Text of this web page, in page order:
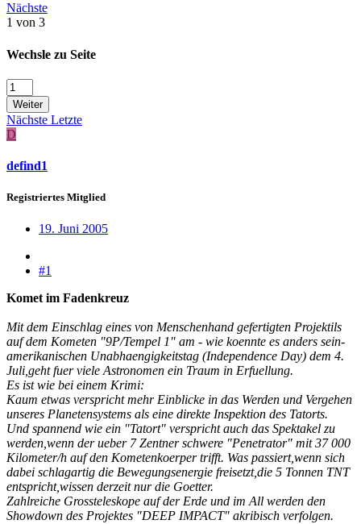
Nächste
1 von 3
Wechsle zu Seite
Weiter
Nächste Letzte
D
defind1
Registriertes Mitglied
19. Juni 2005
#1
Komet im Fadenkreuz
Mit dem Einschlag eines von Menschenhand gefertigten Projektils
auf dem Kometen "9P/Tempel 1" am - wie koennte es anders sein-
amerikanischen Unabhaengigkeitstag (Independence Day) dem 4.
Juli,geht fuer viele Astronomen ein Traum in Erfuellung.
Es ist wie bei einem Krimi:
Kaum etwas verspricht mehr Einblicke in das Werden und Vergehen
unseres Planetensystems als eine direkte Inspektion des Tatorts.
Und spannend wie ein "Tatort" verspricht auch das Spektakel zu
werden,wenn der ueber 7 Zentner schwere "Penetrator" mit 37 000
Kilometer/h auf den Kometenkoerper trifft. Was passiert,wenn sich
dabei schlagartig die Bewegungsenergie freisetzt,die 5 Tonnen TNT
entspricht,wissen derzeit nur die Goetter.
Zahlreiche Grossteleskope auf der Erde und im All werden den
Showdown des Projektes "DEEP IMPACT" akribisch verfolgen.